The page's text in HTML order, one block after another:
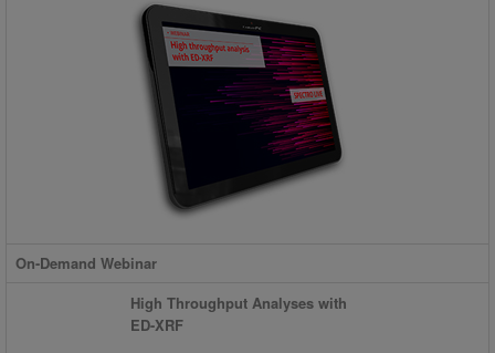
On-Demand Webinar
High Throughput Analyses with
ED-XRF